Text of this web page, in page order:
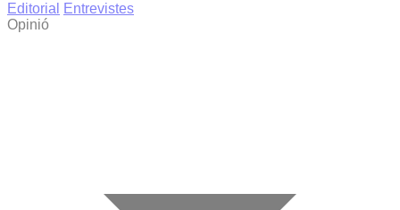
Editorial
Entrevistes
Opinió